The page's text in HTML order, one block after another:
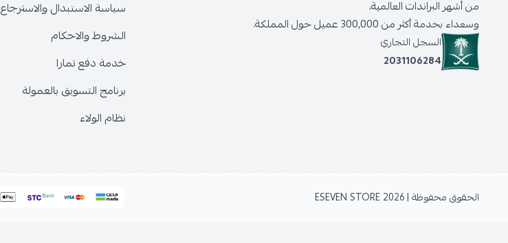
من أشهر البراندات العالمية،
وسعداء بخدمة أكثر من 300,000 عميل حول المملكة.
السجل التجاري
2031106284
سياسة الاستبدال والاسترجاع
الشروط والاحكام
خدمة دفع تمارا
برنامج التسويق بالعمولة
نظام الولاء
الحقوق محفوظة | 2026 ESEVEN STORE